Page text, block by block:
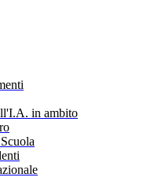
in ambito